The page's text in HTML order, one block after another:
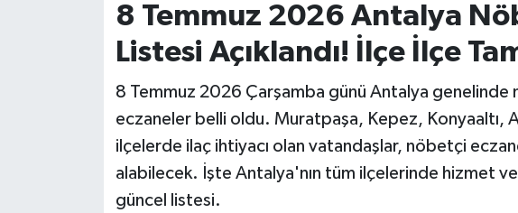
8 Temmuz 2026 Antalya
Listesi Açıklandı! İlçe İlçe
8 Temmuz 2026 Çarşamba günü Antalya
eczaneler belli oldu. Muratpaşa, Kepez, Konyaaltı,
ilçelerde ilaç ihtiyacı olan vatandaşlar, nöbetçi
alabilecek. İşte Antalya'nın tüm ilçelerinde hizmet
güncel listesi.